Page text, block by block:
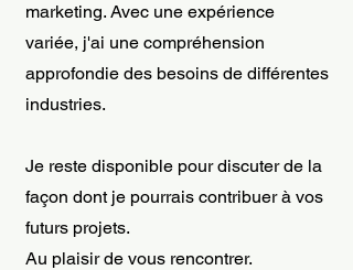
marketing. Avec une expérience
variée, j'ai une compréhension
approfondie des besoins de différentes
industries.
Je reste disponible pour discuter de la
façon dont je pourrais contribuer à vos
futurs projets.
Au plaisir de vous rencontrer.